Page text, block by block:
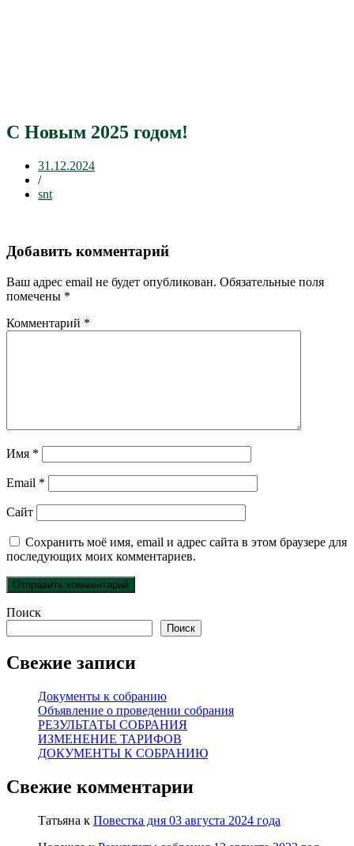
С Новым 2025 годом!
31.12.2024
/
snt
Добавить комментарий
Ваш адрес email не будет опубликован. Обязательные поля
помечены *
Комментарий *
Имя *
Email *
Сайт
Сохранить моё имя, email и адрес сайта в этом браузере для
последующих моих комментариев.
Поиск
Поиск
Свежие записи
Документы к собранию
Объявление о проведении собрания
РЕЗУЛЬТАТЫ СОБРАНИЯ
ИЗМЕНЕНИЕ ТАРИФОВ
ДОКУМЕНТЫ К СОБРАНИЮ
Свежие комментарии
Татьяна к Повестка дня 03 августа 2024 года